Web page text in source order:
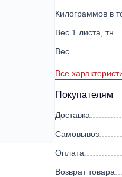
Килограммов в
Вес 1 листа, тн
Вес
Все
Покупателям
Доставка
Самовывоз
Оплата
Возврат товара